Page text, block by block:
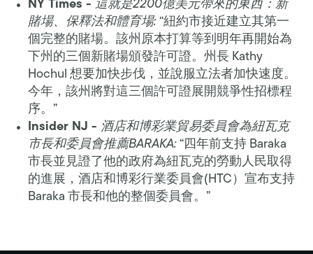
NY Times - 這就是2200億美元帶來的東西：新
賭場、保釋法和體育場: “紐約市接近建立其第一
個完整的賭場。該州原本打算等到明年再開始為
下州的三個新賭場頒發許可證。州長 Kathy
Hochul 想要加快步伐，並說服立法者加快速度。
今年，該州將對這三個許可證展開競爭性招標程
序。”
Insider NJ - 酒店和博彩業貿易委員會為紐瓦克
市長和委員會推薦BARAKA: “四年前支持 Baraka
市長並見證了他的政府為紐瓦克的勞動人民取得
的進展，酒店和博彩行業委員會(HTC）宣布支持
Baraka 市長和他的整個委員會。”